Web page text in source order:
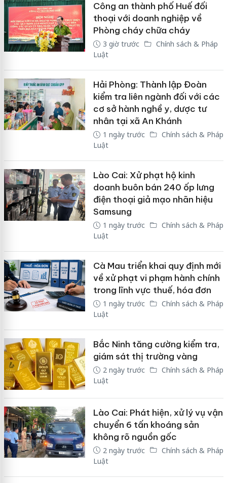
Công an thành phố Huế đối
thoại với doanh nghiệp về
Phòng cháy chữa cháy
3 giờ trước
Chính sách & Pháp
Luật
Hải Phòng: Thành lập Đoàn
kiểm tra liên ngành đối với các
cơ sở hành nghề y, dược tư
nhân tại xã An Khánh
1 ngày trước
Chính sách & Pháp
Luật
Lào Cai: Xử phạt hộ kinh
doanh buôn bán 240 ốp lưng
điện thoại giả mạo nhãn hiệu
Samsung
1 ngày trước
Chính sách & Pháp
Luật
Cà Mau triển khai quy định mới
về xử phạt vi phạm hành chính
trong lĩnh vực thuế, hóa đơn
1 ngày trước
Chính sách & Pháp
Luật
Bắc Ninh tăng cường kiểm tra,
giám sát thị trường vàng
2 ngày trước
Chính sách & Pháp
Luật
Lào Cai: Phát hiện, xử lý vụ vận
chuyển 6 tấn khoáng sản
không rõ nguồn gốc
2 ngày trước
Chính sách & Pháp
Luật